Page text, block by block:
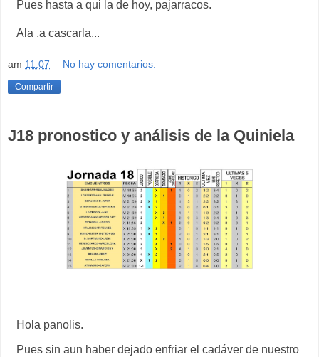
Pues hasta a qui la de hoy, pajarracos.
Ala ,a cascarla...
am 11:07 No hay comentarios:
Compartir
J18 pronostico y análisis de la Quiniela
Hola panolis.
Pues sin aun haber dejado enfriar el cadáver de nuestro